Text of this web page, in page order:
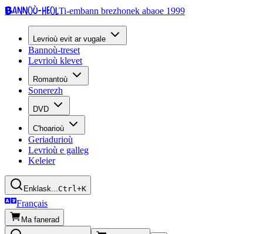
Bannoù-heolTi-embann brezhonek abaoe 1999
Levrioù evit ar vugale
Bannoù-treset
Levrioù klevet
Romantoù
Sonerezh
DVD
C'hoarioù
Geriadurioù
Levrioù e galleg
Keleier
Enklask...Ctrl+K
Français
Ma fanerad